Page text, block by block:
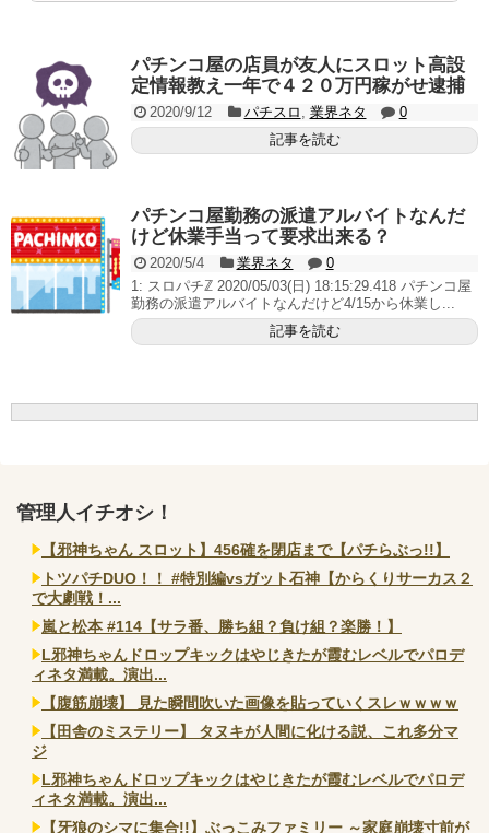
Powered by livedoor 相互RSS
パチンコ屋の店員が友人にスロット高設
定情報教え一年で４２０万円稼がせ逮捕
2020/9/12 パチスロ 業界ネタ
0
記事を読む
パチンコ屋勤務の派遣アルバイトなんだ
けど休業手当って要求出来る？
2020/5/4 業界ネタ
0
1: スロパチℤ 2020/05/03(日) 18:15:29.418 パチンコ屋
勤務の派遣アルバイトなんだけど4/15から休業し...
記事を読む
管理人イチオシ！
【邪神ちゃん スロット】456確を閉店まで【パチらぶっ!!】
トツパチDUO！！ #特別編vsガット石神【からくりサーカス２
で大劇戦！...
嵐と松本 #114【サラ番、勝ち組？負け組？楽勝！】
L邪神ちゃんドロップキックはやじきたが霞むレベルでパロデ
ィネタ満載。演出...
【腹筋崩壊】 見た瞬間吹いた画像を貼っていくスレｗｗｗｗ
【田舎のミステリー】 タヌキが人間に化ける説、これ多分マ
ジ
L邪神ちゃんドロップキックはやじきたが霞むレベルでパロデ
ィネタ満載。演出...
【牙狼のシマに集合!!】ぶっこみファミリー ～家庭崩壊寸前が